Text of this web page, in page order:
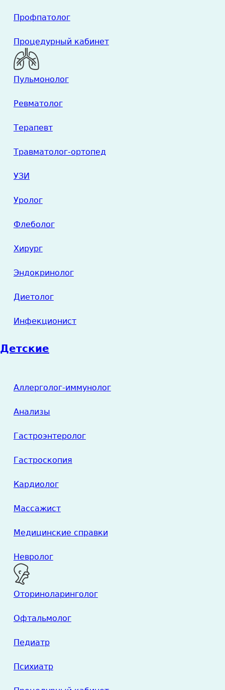
Профпатолог
Процедурный кабинет
Пульмонолог
Ревматолог
Терапевт
Травматолог-ортопед
УЗИ
Уролог
Флеболог
Хирург
Эндокринолог
Диетолог
Инфекционист
Детские
Аллерголог-иммунолог
Анализы
Гастроэнтеролог
Гастроскопия
Кардиолог
Массажист
Медицинские справки
Невролог
Оториноларинголог
Офтальмолог
Педиатр
Психиатр